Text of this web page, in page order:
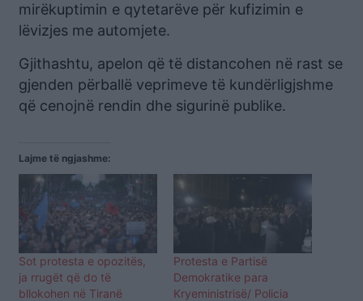
mirëkuptimin e qytetarëve për kufizimin e
lëvizjes me automjete.
Gjithashtu, apelon që të distancohen në rast se
gjenden përballë veprimeve të kundërligjshme
që cenojnë rendin dhe sigurinë publike.
Lajme të ngjashme:
Sot protesta e opozitës,
ja rrugët që do të
bllokohen në Tiranë
Protesta e Partisë
Demokratike para
Kryeministrisë/ Policia